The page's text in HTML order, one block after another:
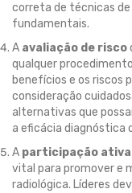
correta de técnicas
fundamentais.
A avaliação de risco
qualquer
benefícios e os riscos
consideração
alternativas que
a eficácia diagnóstica
A participação ativa
vital para promover e
radiológica. Líderes